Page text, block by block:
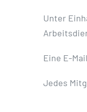
Unter
Eine E-
Jedes